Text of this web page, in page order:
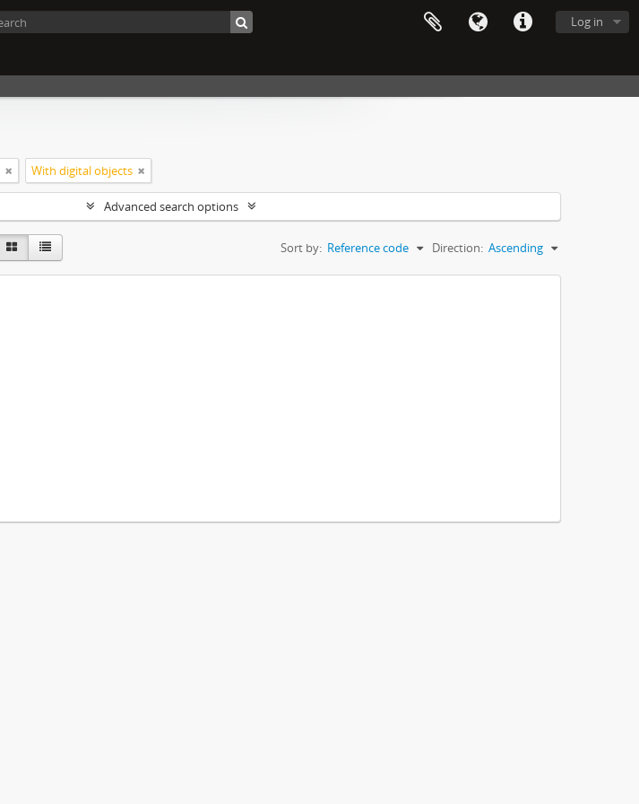
Log in
With digital objects
Advanced search options
Sort by: Reference code Direction: Ascending